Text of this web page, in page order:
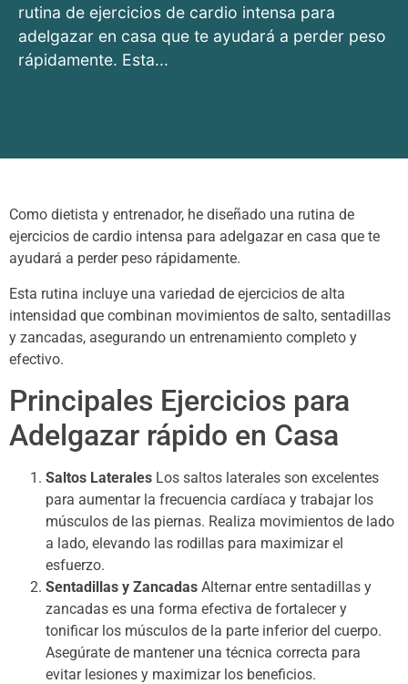
rutina de ejercicios de cardio intensa para
adelgazar en casa que te ayudará a perder peso
rápidamente. Esta...
Como dietista y entrenador, he diseñado una rutina de
ejercicios de cardio intensa para adelgazar en casa que te
ayudará a perder peso rápidamente.
Esta rutina incluye una variedad de ejercicios de alta
intensidad que combinan movimientos de salto, sentadillas
y zancadas, asegurando un entrenamiento completo y
efectivo.
Principales Ejercicios para
Adelgazar rápido en Casa
Saltos Laterales Los saltos laterales son excelentes
para aumentar la frecuencia cardíaca y trabajar los
músculos de las piernas. Realiza movimientos de lado
a lado, elevando las rodillas para maximizar el
esfuerzo.
Sentadillas y Zancadas Alternar entre sentadillas y
zancadas es una forma efectiva de fortalecer y
tonificar los músculos de la parte inferior del cuerpo.
Asegúrate de mantener una técnica correcta para
evitar lesiones y maximizar los beneficios.